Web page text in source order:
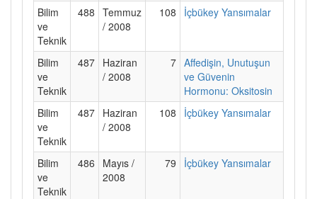
Bilim
ve
Teknik
488 Temmuz
/ 2008
108 İçbükey Yansımalar
Bilim
ve
Teknik
487 Haziran
/ 2008
7 Affedişin, Unutuşun
ve Güvenin
Hormonu: Oksitosin
Bilim
ve
Teknik
487 Haziran
/ 2008
108 İçbükey Yansımalar
Bilim
ve
Teknik
486
Mayıs /
2008
79 İçbükey Yansımalar